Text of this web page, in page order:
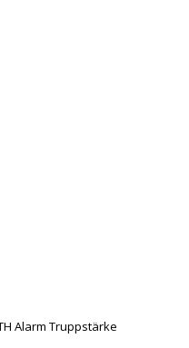
Alarm Truppstärke